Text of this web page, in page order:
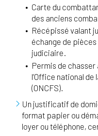
Carte du
des anciens
Récépissé valant
échange de
judiciaire.
Permis de
l’Office national
(ONCFS).
Un justificatif de
format papier ou
loyer ou téléphone,